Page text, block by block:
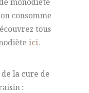
consomme
tous
ici.
la cure de
: